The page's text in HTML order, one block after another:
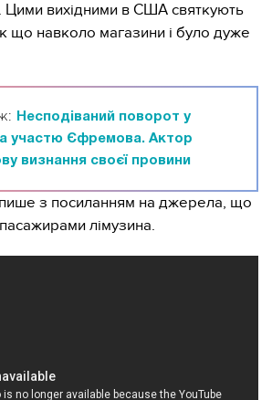
Цими вихідними в США святкують
що навколо магазини і було дуже
Несподіваний поворот у
участю Єфремова. Актор
визнання своєї провини
з посиланням на джерела, що
лімузина.